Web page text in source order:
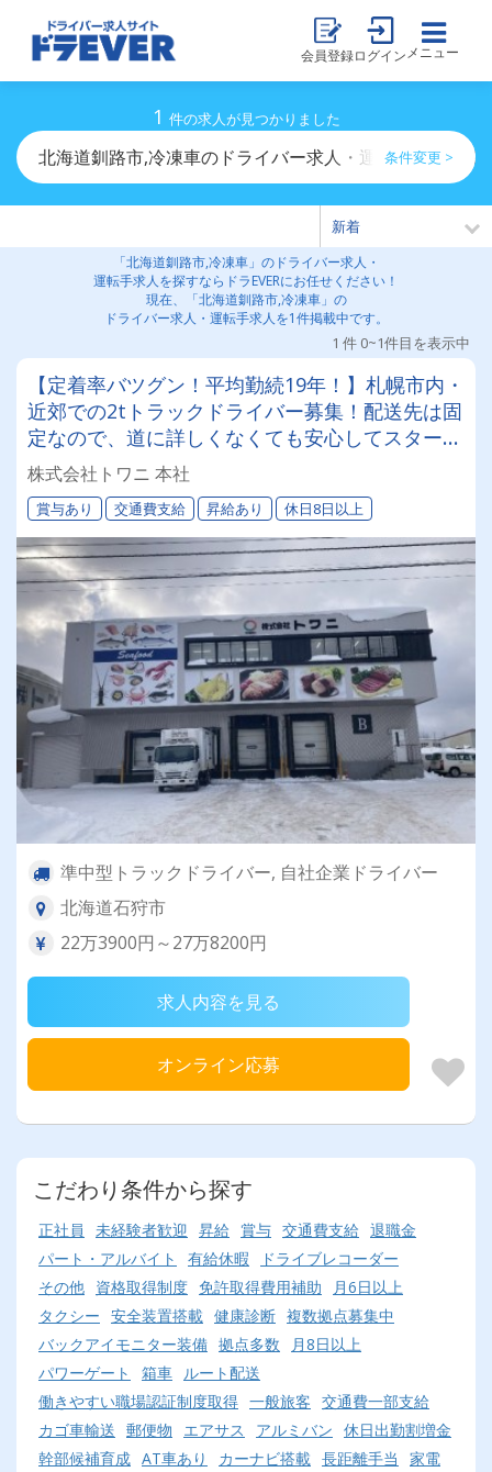
会員登録ログイン メニュー
1 件の求人が見つかりました
北海道釧路市,冷凍車のドライバー求人・運転手求人一覧
条件変更 >
「北海道釧路市,冷凍車」のドライバー求人・
運転手求人を探すならドラEVERにお任せください！
現在、「北海道釧路市,冷凍車」の
ドライバー求人・運転手求人を1件掲載中です。
1 件 0~1件目を表示中
【定着率バツグン！平均勤続19年！】札幌市内・
近郊での2tトラックドライバー募集！配送先は固
定なので、道に詳しくなくても安心してスタート
できます！日曜・祝日固定休みのシフト制でワー
クバランスもバツグン！長く活躍できます◎
株式会社トワニ 本社
賞与あり 交通費支給 昇給あり 休日8日以上
準中型トラックドライバー, 自社企業ドライバー
北海道石狩市
22万3900円～27万8200円
求人内容を見る
オンライン応募
こだわり条件から探す
正社員 未経験者歓迎 昇給 賞与 交通費支給 退職金
パート・アルバイト
有給休暇
ドライブレコーダー
その他 資格取得制度 免許取得費用補助
月6日以上
タクシー 安全装置搭載 健康診断 複数拠点募集中
バックアイモニター装備 拠点多数
月8日以上
パワーゲート
箱車
ルート配送
働きやすい職場認証制度取得 一般旅客 交通費一部支給
カゴ車輸送 郵便物 エアサス アルミバン 休日出勤割増金
幹部候補育成 AT車あり カーナビ搭載 長距離手当
家電